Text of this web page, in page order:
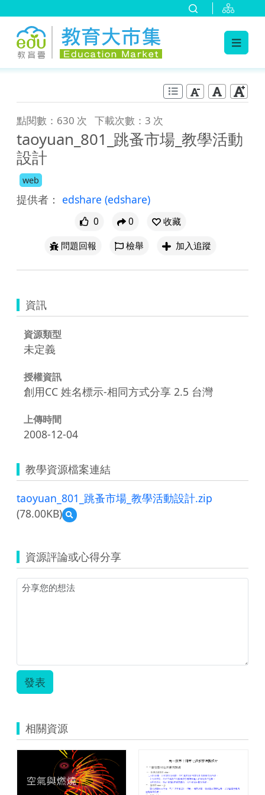
點閱數：630 次 下載次數：3 次
taoyuan_801_跳蚤市場_教學活動
設計
web
提供者： edshare (edshare)
0 0
收藏
問題回報
檢舉 加入追蹤
資訊
資源類型
未定義
授權資訊
創用CC 姓名標示-相同方式分享 2.5 台灣
上傳時間
2008-12-04
教學資源檔案連結
taoyuan_801_跳蚤市場_教學活動設計.zip
(78.00KB)
預
覽
蚤
市
場
_
資源評論或心得分享
發表
相關資源